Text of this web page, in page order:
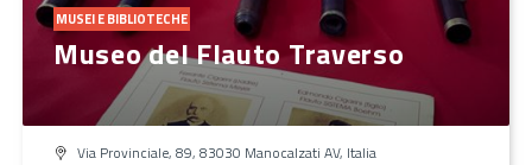
MUSEI E BIBLIOTECHE
Museo del Flauto Traverso
Via Provinciale, 89, 83030 Manocalzati AV, Italia